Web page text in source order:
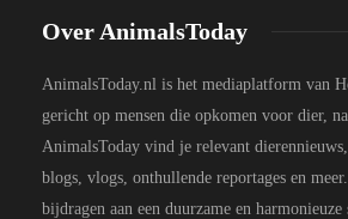
Over AnimalsToday
AnimalsToday.nl is het mediaplatform van
gericht op mensen die opkomen voor dier,
AnimalsToday vind je relevant
blogs, vlogs, onthullende reportages en
bijdragen aan een duurzame en